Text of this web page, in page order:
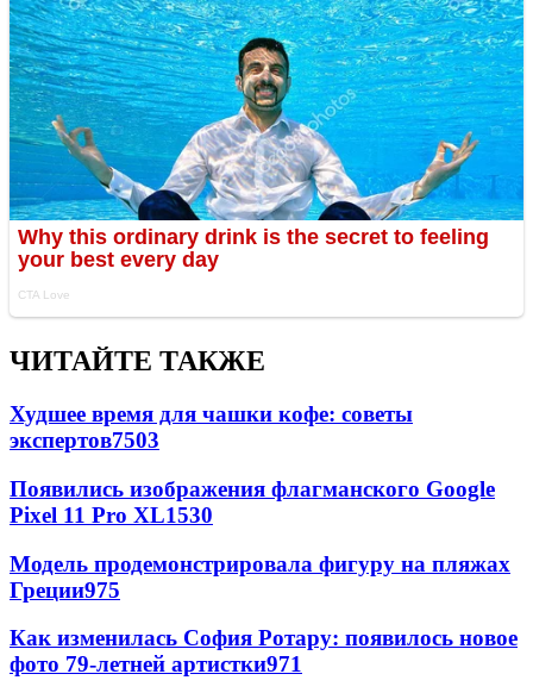
ЧИТАЙТЕ ТАКЖЕ
Худшее время для чашки кофе: советы
экспертов7503
Появились изображения флагманского Google
Pixel 11 Pro XL1530
Модель продемонстрировала фигуру на пляжах
Греции975
Как изменилась София Ротару: появилось новое
фото 79-летней артистки971